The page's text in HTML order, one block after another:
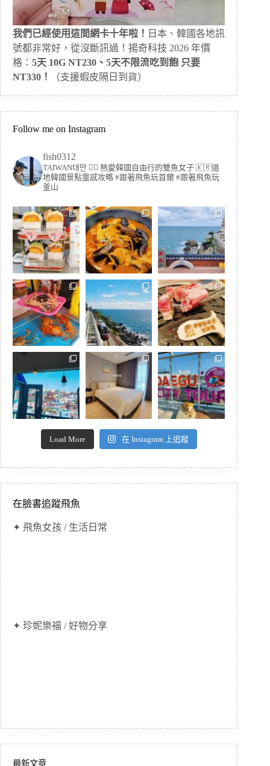
我們已經使用這間網卡十年啦！ 日本、韓國各地訊
號都非常好，從沒斷訊過！揚奇科技 2026 年價
格： 5天 10G NT230、5天不限流吃到飽 只要
NT330！
（支援蝦皮隔日到貨）
Follow me on Instagram
fish0312
TAIWAN대만 🏳️‍🌈 熱愛韓國自由行的雙魚女子 🇰🇷道
地韓國景點靈感攻略 #跟著飛魚玩首爾 #跟著飛魚玩
釜山
Load More 在 Instagram 上追蹤
在臉書追蹤飛魚
✦ 飛魚女孩 / 生活日常
✦ 珍妮樂福 / 好物分享
最新文章